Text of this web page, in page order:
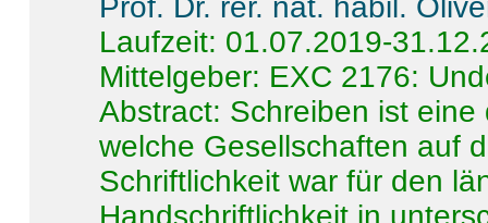
Prof. Dr. rer. nat. habil.
Laufzeit: 01.07.2019-
Mittelgeber: EXC 2176:
Abstract: Schreiben ist
welche Gesellschaften auf
Schriftlichkeit war für den
Handschriftlichkeit in